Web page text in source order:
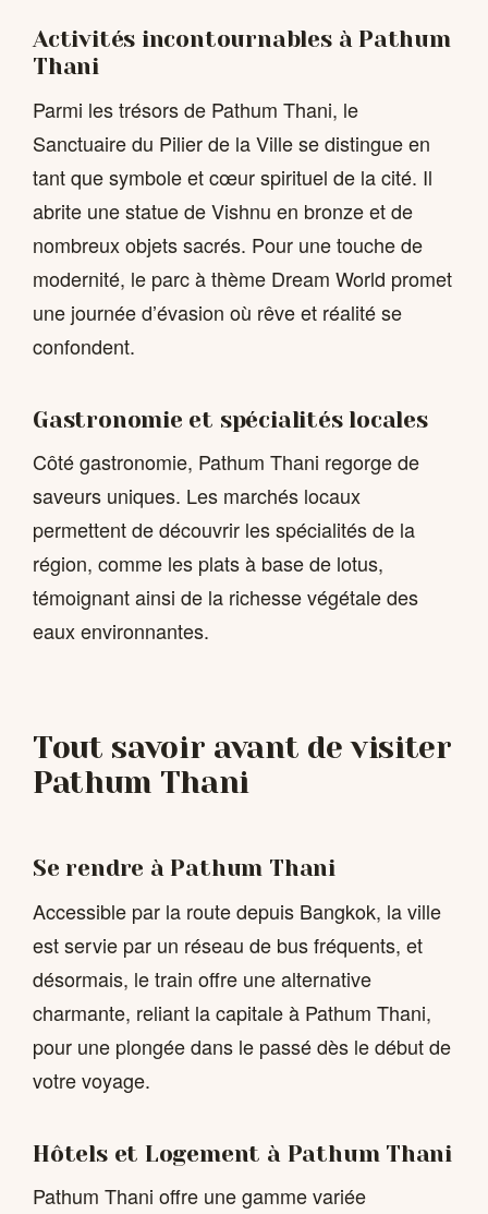
Activités incontournables à Pathum
Thani
Parmi les trésors de Pathum Thani, le
Sanctuaire du Pilier de la Ville se distingue en
tant que symbole et cœur spirituel de la cité. Il
abrite une statue de Vishnu en bronze et de
nombreux objets sacrés. Pour une touche de
modernité, le parc à thème Dream World promet
une journée d’évasion où rêve et réalité se
confondent.
Gastronomie et spécialités locales
Côté gastronomie, Pathum Thani regorge de
saveurs uniques. Les marchés locaux
permettent de découvrir les spécialités de la
région, comme les plats à base de lotus,
témoignant ainsi de la richesse végétale des
eaux environnantes.
Tout savoir avant de visiter
Pathum Thani
Se rendre à Pathum Thani
Accessible par la route depuis Bangkok, la ville
est servie par un réseau de bus fréquents, et
désormais, le train offre une alternative
charmante, reliant la capitale à Pathum Thani,
pour une plongée dans le passé dès le début de
votre voyage.
Hôtels et Logement à Pathum Thani
Pathum Thani offre une gamme variée